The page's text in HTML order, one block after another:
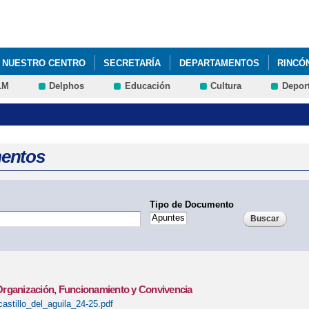
NUESTRO CENTRO SECRETARÍA DEPARTAMENTOS
Delphos Educación Cultura
Tipo de Documento
Funcionamiento y Convivencia
25.pdf